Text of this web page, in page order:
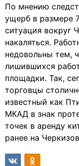
По мнению
ущерб в размере
ситуация вокруг
накаляться.
недовольны тем,
лишившихся
площадки. Так,
торговцы
известный как
МКАД в знак
точек в аренду
ранее на